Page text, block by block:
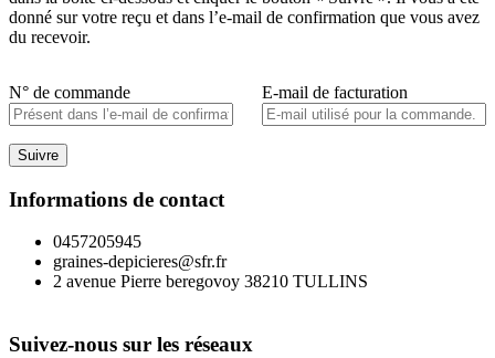
donné sur votre reçu et dans l’e-mail de confirmation que vous avez
du recevoir.
N° de commande E-mail de facturation
Suivre
Informations de contact
0457205945
graines-depicieres@sfr.fr
2 avenue Pierre beregovoy 38210 TULLINS
Suivez-nous sur les réseaux